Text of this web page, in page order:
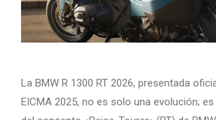
La BMW R 1300 RT 2026, presentada
EICMA 2025, no es solo una evolución;